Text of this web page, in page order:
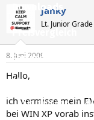
Downloads
Preisvergleich
Forum
Aktuelles
Empfohlene
s
t
e
e
r
s
e
t
janky
Lt. Junior Grade
8. Juni 2009
Hallo,
ich vermisse mein
bei WIN XP vorab